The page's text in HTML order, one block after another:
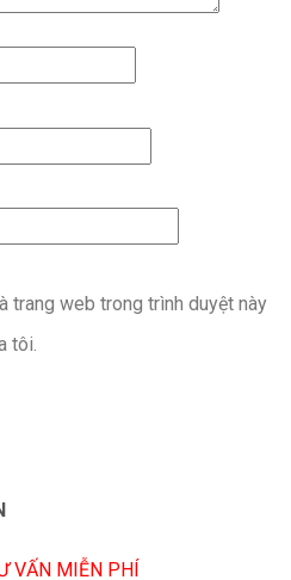
trang web trong trình duyệt này
tôi.
VẤN MIỄN PHÍ